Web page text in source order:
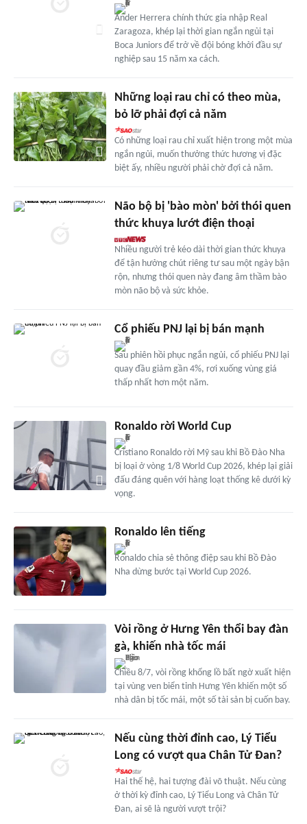
Ander Herrera chính thức gia nhập Real
Zaragoza, khép lại thời gian ngắn ngủi tại
Boca Juniors để trở về đội bóng khởi đầu sự
nghiệp sau 15 năm xa cách.
Những loại rau chỉ có theo mùa,
bỏ lỡ phải đợi cả năm
Có những loại rau chỉ xuất hiện trong một mùa
ngắn ngủi, muốn thưởng thức hương vị đặc
biệt ấy, nhiều người phải chờ đợi cả năm.
Não bộ bị 'bào mòn' bởi thói quen
thức khuya lướt điện thoại
Nhiều người trẻ kéo dài thời gian thức khuya
để tận hưởng chút riêng tư sau một ngày bận
rộn, nhưng thói quen này đang âm thầm bào
mòn não bộ và sức khỏe.
Cổ phiếu PNJ lại bị bán mạnh
Sau phiên hồi phục ngắn ngủi, cổ phiếu PNJ lại
quay đầu giảm gần 4%, rơi xuống vùng giá
thấp nhất hơn một năm.
Ronaldo rời World Cup
Cristiano Ronaldo rời Mỹ sau khi Bồ Đào Nha
bị loại ở vòng 1/8 World Cup 2026, khép lại giải
đấu đáng quên với hàng loạt thống kê dưới kỳ
vọng.
Ronaldo lên tiếng
Ronaldo chia sẻ thông điệp sau khi Bồ Đào
Nha dừng bước tại World Cup 2026.
Vòi rồng ở Hưng Yên thổi bay đàn
gà, khiến nhà tốc mái
Chiều 8/7, vòi rồng khổng lồ bất ngờ xuất hiện
tại vùng ven biển tỉnh Hưng Yên khiến một số
nhà dân bị tốc mái, một số tài sản bị cuốn bay.
Nếu cùng thời đỉnh cao, Lý Tiểu
Long có vượt qua Chân Tử Đan?
Hai thế hệ, hai tượng đài võ thuật. Nếu cùng
ở thời kỳ đỉnh cao, Lý Tiểu Long và Chân Tử
Đan, ai sẽ là người vượt trội?